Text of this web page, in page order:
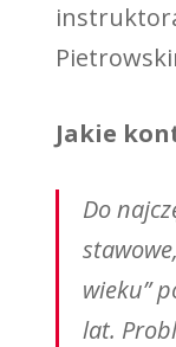
Jakie
Do
wieku”
lat.